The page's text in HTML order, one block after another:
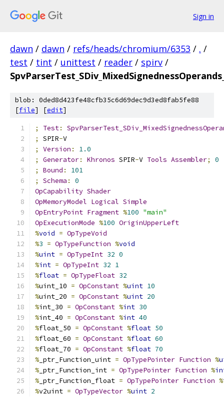
Sign in
dawn / dawn / refs/heads/chromium/6353 / . /
test / tint / unittest / reader / spirv /
blob: 0ded8d423fe48cfb35c6d69dec9d3ed8fab5fe88
[file] [edit]
; Test:
;
SPIR-V
;
Version :
1.0
;
Generator: Khronos SPIR-V Tools Assembler;
0
;
Bound :
101
;
Schema :
0
OpCapability Shader
OpMemoryModel Logical Simple
OpEntryPoint Fragment %100 "main"
OpExecutionMode %100 OriginUpperLeft
%void = OpTypeVoid
%3 = OpTypeFunction %void
%uint = OpTypeInt 32 0
%int = OpTypeInt 32 1
%float = OpTypeFloat 32
%uint_10 = OpConstant %uint 10
%uint_20 = OpConstant %uint 20
%int_30 = OpConstant %int 30
%int_40 = OpConstant %int 40
%float_50 = OpConstant %float 50
%float_60 = OpConstant %float 60
%float_70 = OpConstant %float 70
% _ptr_Function_uint = OpTypePointer Function %
% _ptr_Function_int = OpTypePointer Function %
% _ptr_Function_float = OpTypePointer Function %
%v2uint = OpTypeVector %uint 2